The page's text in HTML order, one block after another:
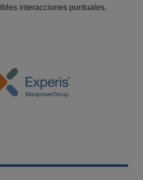
interacciones puntuales.